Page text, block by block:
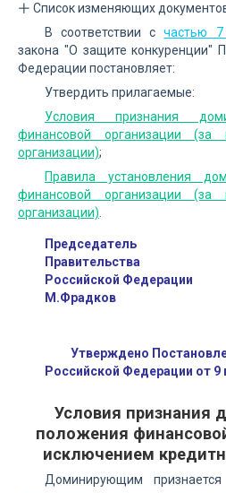
Список изменяющих
В соответствии счастью
закона "О защите конкуренции"
Федерации постановляет:
Утвердить прилагаемые:
Условия признания
финансовой организации (за
организации);
Правила установления
финансовой организации (за
организации)
Председатель
Правительства
Российской Федерации
М.Фрадков
Утверждено
Российской Федерации от
Условия
положения
исключением
Доминирующим